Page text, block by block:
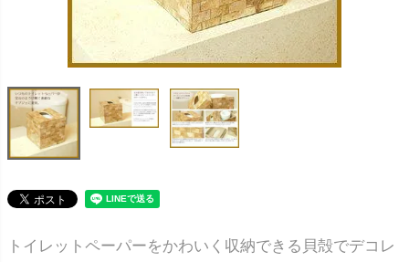
トイレットペーパーをかわいく収納できる貝殻でデコレ